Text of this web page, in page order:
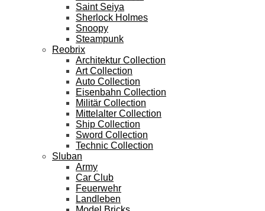
Saint Seiya
Sherlock Holmes
Snoopy
Steampunk
Reobrix
Architektur Collection
Art Collection
Auto Collection
Eisenbahn Collection
Militär Collection
Mittelalter Collection
Ship Collection
Sword Collection
Technic Collection
Sluban
Army
Car Club
Feuerwehr
Landleben